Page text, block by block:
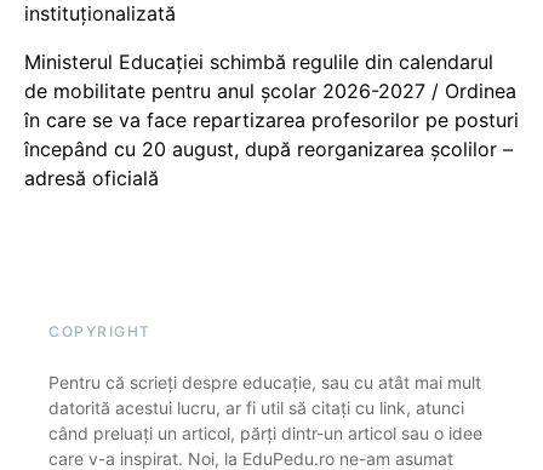
instituționalizată
Ministerul Educației schimbă regulile din calendarul
de mobilitate pentru anul școlar 2026-2027 / Ordinea
în care se va face repartizarea profesorilor pe posturi
începând cu 20 august, după reorganizarea școlilor –
adresă oficială
COPYRIGHT
Pentru că scrieți despre educație, sau cu atât mai mult
datorită acestui lucru, ar fi util să citați cu link, atunci
când preluați un articol, părți dintr-un articol sau o idee
care v-a inspirat. Noi, la EduPedu.ro ne-am asumat